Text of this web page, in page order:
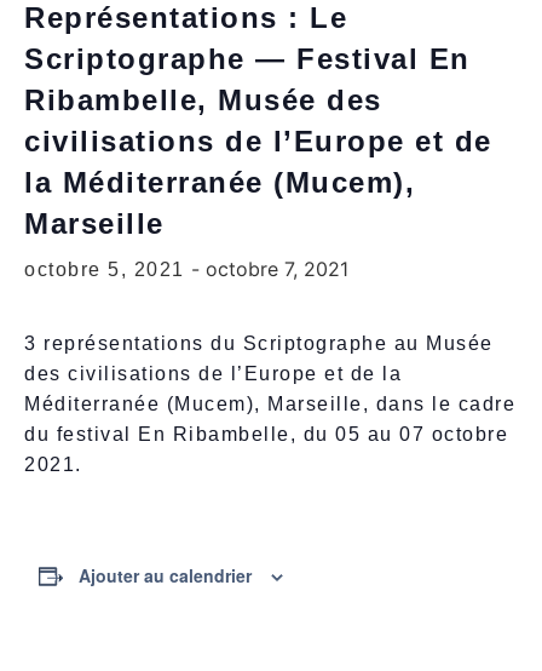
Représentations : Le
Scriptographe — Festival En
Ribambelle, Musée des
civilisations de l’Europe et de
la Méditerranée (Mucem),
Marseille
octobre 5, 2021 - octobre 7, 2021
3 représentations du Scriptographe au Musée
des civilisations de l’Europe et de la
Méditerranée (Mucem), Marseille, dans le cadre
du festival En Ribambelle, du 05 au 07 octobre
2021.
Ajouter au calendrier